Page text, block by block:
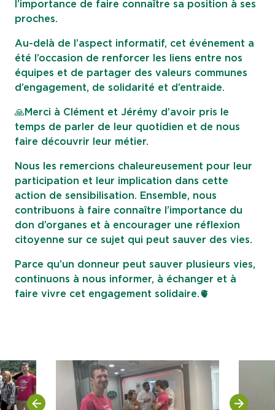
l’importance de faire connaître sa position à ses
proches.
Au-delà de l’aspect informatif, cet événement a
été l’occasion de renforcer les liens entre nos
équipes et de partager des valeurs communes
d’engagement, de solidarité et d’entraide.
🙏Merci à Clément et Jérémy d’avoir pris le
temps de parler de leur quotidien et de nous
faire découvrir leur métier.
Nous les remercions chaleureusement pour leur
participation et leur implication dans cette
action de sensibilisation. Ensemble, nous
contribuons à faire connaître l’importance du
don d’organes et à encourager une réflexion
citoyenne sur ce sujet qui peut sauver des vies.
Parce qu’un donneur peut sauver plusieurs vies,
continuons à nous informer, à échanger et à
faire vivre cet engagement solidaire.🫀